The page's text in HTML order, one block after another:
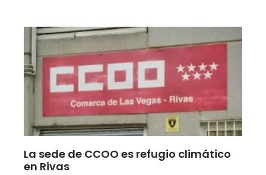
La sede de CCOO es refugio climático
en Rivas